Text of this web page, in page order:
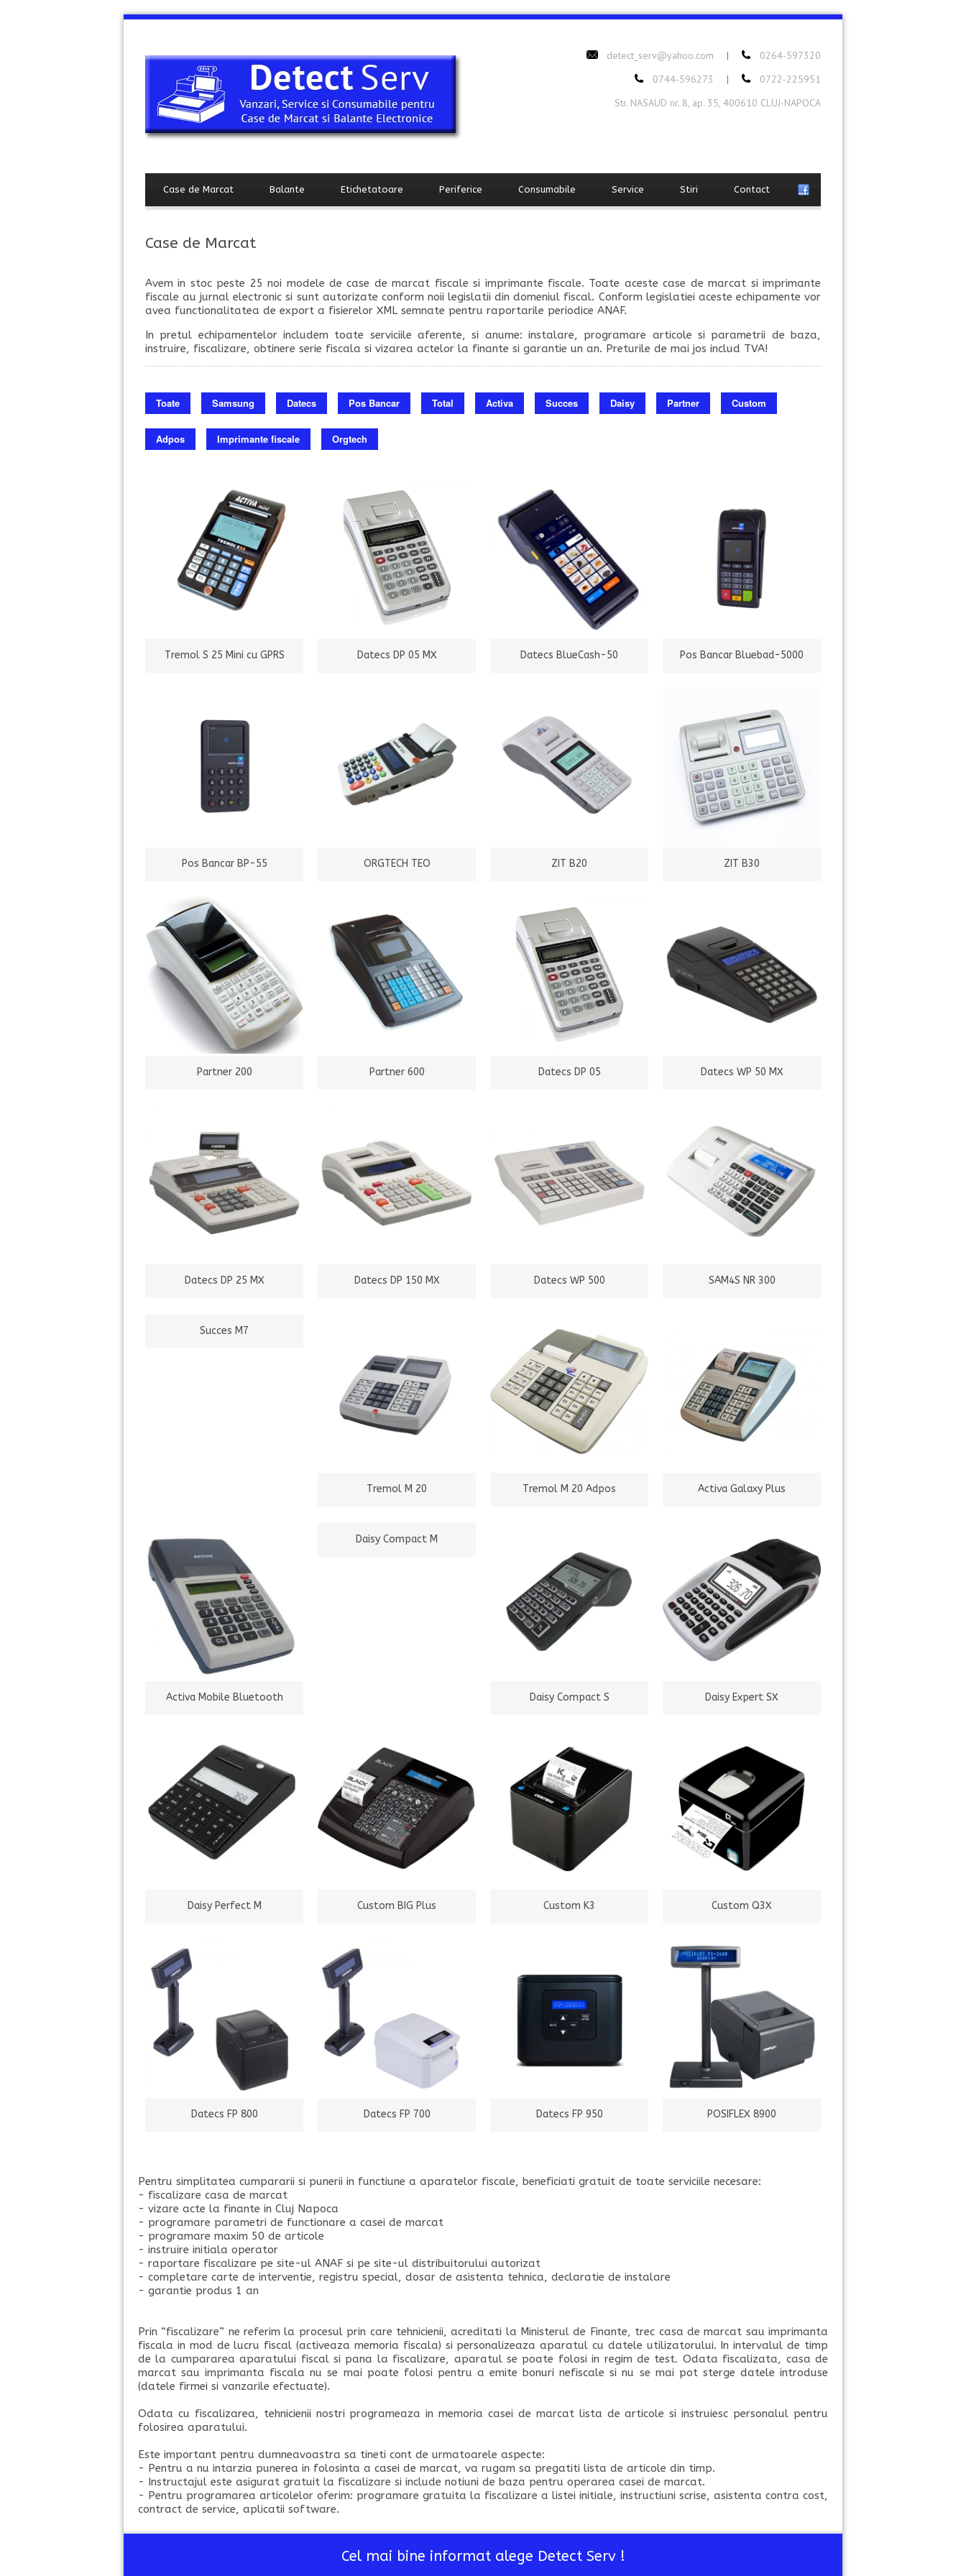
detect_serv@yahoo.com |
0264-597320
0744-596273
|
0722-225951
Str. NASAUD nr. 8, ap. 35, 400610 CLUJ-NAPOCA
Case de Marcat Balante Etichetatoare Periferice Consumabile Service Stiri Contact
Case de Marcat
Avem in stoc peste 25 noi modele de case de marcat fiscale si imprimante fiscale. Toate aceste case de marcat si imprimante
fiscale au jurnal electronic si sunt autorizate conform noii legislatii din domeniul fiscal. Conform legislatiei aceste echipamente vor
avea functionalitatea de export a fisierelor XML semnate pentru raportarile periodice ANAF.
In pretul echipamentelor includem toate serviciile aferente, si anume: instalare, programare articole si parametrii de baza,
instruire, fiscalizare, obtinere serie fiscala si vizarea actelor la finante si garantie un an. Preturile de mai jos includ TVA!
Toate Samsung Datecs Pos Bancar Total Activa Succes Daisy Partner Custom
Adpos Imprimante fiscale Orgtech
Tremol S 25 Mini cu GPRS Datecs DP 05 MX Datecs BlueCash-50 Pos Bancar Bluebad-5000
Pos Bancar BP-55 ORGTECH TEO ZIT B20 ZIT B30
Partner 200 Partner 600 Datecs DP 05 Datecs WP 50 MX
Datecs DP 25 MX Datecs DP 150 MX Datecs WP 500 SAM4S NR 300
Succes M7
Tremol M 20 Tremol M 20 Adpos Activa Galaxy Plus
Activa Mobile Bluetooth
Daisy Compact M
Daisy Compact S Daisy Expert SX
Daisy Perfect M Custom BIG Plus Custom K3 Custom Q3X
Datecs FP 800 Datecs FP 700 Datecs FP 950 POSIFLEX 8900
Pentru simplitatea cumpararii si punerii in functiune a aparatelor fiscale, beneficiati gratuit de toate serviciile necesare:
- fiscalizare casa de marcat
- vizare acte la finante in Cluj Napoca
- programare parametri de functionare a casei de marcat
- programare maxim 50 de articole
- instruire initiala operator
- raportare fiscalizare pe site-ul ANAF si pe site-ul distribuitorului autorizat
- completare carte de interventie, registru special, dosar de asistenta tehnica, declaratie de instalare
- garantie produs 1 an
Prin “fiscalizare” ne referim la procesul prin care tehnicienii, acreditati la Ministerul de Finante, trec casa de marcat sau imprimanta
fiscala in mod de lucru fiscal (activeaza memoria fiscala) si personalizeaza aparatul cu datele utilizatorului. In intervalul de timp
de la cumpararea aparatului fiscal si pana la fiscalizare, aparatul se poate folosi in regim de test. Odata fiscalizata, casa de
marcat sau imprimanta fiscala nu se mai poate folosi pentru a emite bonuri nefiscale si nu se mai pot sterge datele introduse
(datele firmei si vanzarile efectuate).
Odata cu fiscalizarea, tehnicienii nostri programeaza in memoria casei de marcat lista de articole si instruiesc personalul pentru
folosirea aparatului.
Este important pentru dumneavoastra sa tineti cont de urmatoarele aspecte:
- Pentru a nu intarzia punerea in folosinta a casei de marcat, va rugam sa pregatiti lista de articole din timp.
- Instructajul este asigurat gratuit la fiscalizare si include notiuni de baza pentru operarea casei de marcat.
- Pentru programarea articolelor oferim: programare gratuita la fiscalizare a listei initiale, instructiuni scrise, asistenta contra cost,
contract de service, aplicatii software.
Cel mai bine informat alege Detect Serv !